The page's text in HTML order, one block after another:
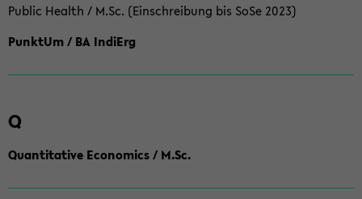
Public Health / M.Sc. (Einschreibung bis SoSe 2023)
PunktUm / BA IndiErg
Q
Quantitative Economics / M.Sc.